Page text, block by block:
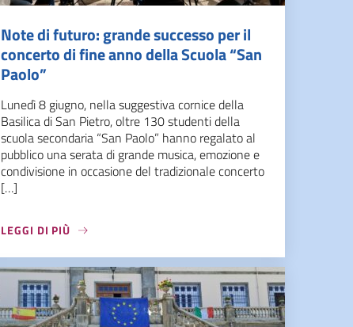
Note di futuro: grande successo per il
concerto di fine anno della Scuola “San
Paolo”
Lunedì 8 giugno, nella suggestiva cornice della
Basilica di San Pietro, oltre 130 studenti della
scuola secondaria “San Paolo” hanno regalato al
pubblico una serata di grande musica, emozione e
condivisione in occasione del tradizionale concerto
[…]
LEGGI DI PIÙ